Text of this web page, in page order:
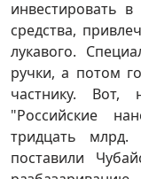
инвестировать
средства,
лукавого.
ручки, а потом
частнику. Вот,
"Российские
тридцать
поставили